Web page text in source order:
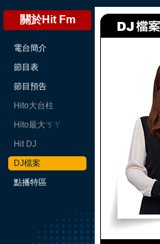
關於Hit Fm
電台簡介
節目表
節目預告
Hito大台柱
Hito最大ㄎㄚ
Hit DJ
DJ檔案
點播特區